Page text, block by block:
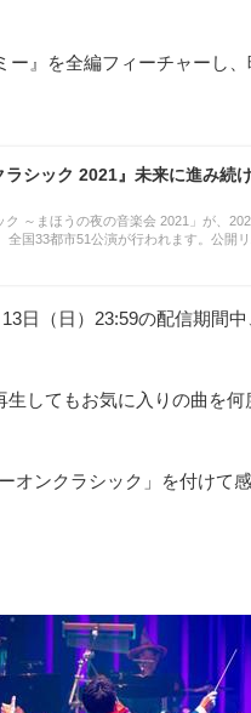
ー』を全編フィーチャーし
ラシック 2021』未来に進み続
ク ～まほうの夜の音楽会 2021」が、
全国33都市51公演が行われます。公開
日（日）23:59の配信期間
してもお気に入りの曲を何
オンクラシック」を付けて